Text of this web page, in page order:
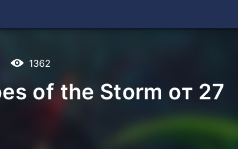
1362
of the Storm от 27